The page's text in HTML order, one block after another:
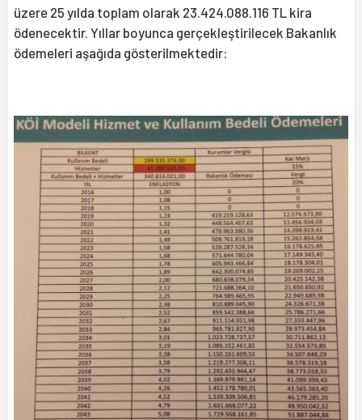
üzere 25 yılda toplam olarak 23.424.088.116 TL kira
ödenecektir. Yıllar boyunca gerçekleştirilecek Bakanlık
ödemeleri aşağıda gösterilmektedir: